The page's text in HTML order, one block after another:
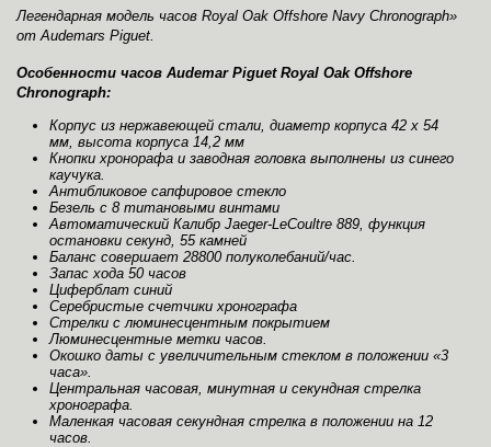
Легендарная модель часов Royal Oak Offshore Navy Chronograph»
от Audemars Piguet.
Особенности часов Audemar Piguet Royal Oak Offshore
Chronograph:
Корпус из нержавеющей стали, диаметр корпуса 42 х 54
мм, высота корпуса 14,2 мм
Кнопки хронорафа и заводная головка выполнены из синего
каучука.
Антибликовое сапфировое стекло
Безель с 8 титановыми винтами
Автоматический Калибр Jaeger-LeCoultre 889, функция
остановки секунд, 55 камней
Баланс совершает 28800 полуколебаний/час.
Запас хода 50 часов
Циферблат синий
Серебристые счетчики хронографа
Стрелки с люминесцентным покрытием
Люминесцентные метки часов.
Окошко даты с увеличительным стеклом в положении «3
часа».
Центральная часовая, минутная и секундная стрелка
хронографа.
Маленкая часовая секундная стрелка в положении на 12
часов.